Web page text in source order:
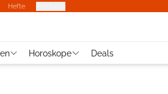
Hefte
Horoskope Deals